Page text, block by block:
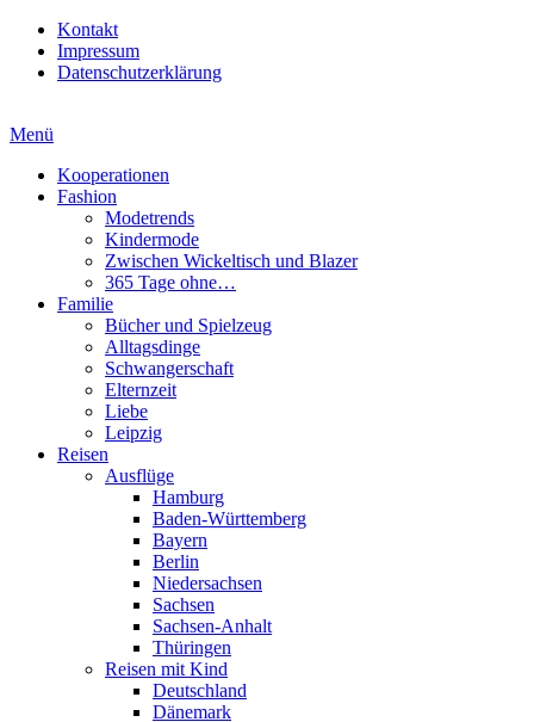
Kontakt
Impressum
Datenschutzerklärung
Menü
Kooperationen
Fashion
Modetrends
Kindermode
Zwischen Wickeltisch und Blazer
365 Tage ohne…
Familie
Bücher und Spielzeug
Alltagsdinge
Schwangerschaft
Elternzeit
Liebe
Leipzig
Reisen
Ausflüge
Hamburg
Baden-Württemberg
Bayern
Berlin
Niedersachsen
Sachsen
Sachsen-Anhalt
Thüringen
Reisen mit Kind
Deutschland
Dänemark